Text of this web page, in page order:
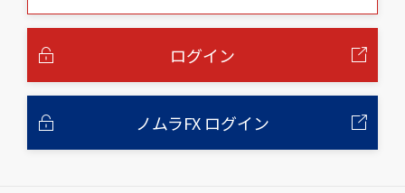
ログイン
ノムラFX ログイン